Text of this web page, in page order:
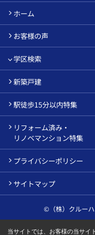
ホーム
お客様の声
学区検索
新築戸建
駅徒歩15分以内特集
リフォーム済み・
リノベマンション特集
プライバシーポリシー
サイトマップ
©（株）クルー
当サイトでは、お客様の当サイ